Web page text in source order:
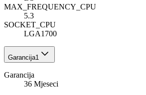
MAX_FREQUENCY_CPU
5.3
SOCKET_CPU
LGA1700
Garancija1
Garancija
36 Mjeseci